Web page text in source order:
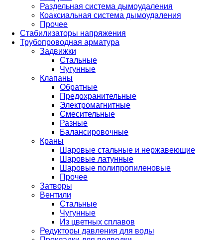
Раздельная система дымоудаления
Коаксиальная система дымоудаления
Прочее
Стабилизаторы напряжения
Трубопроводная арматура
Задвижки
Стальные
Чугунные
Клапаны
Обратные
Предохранительные
Электромагнитные
Смесительные
Разные
Балансировочные
Краны
Шаровые стальные и нержавеющие
Шаровые латунные
Шаровые полипропиленовые
Прочее
Затворы
Вентили
Стальные
Чугунные
Из цветных сплавов
Редукторы давления для воды